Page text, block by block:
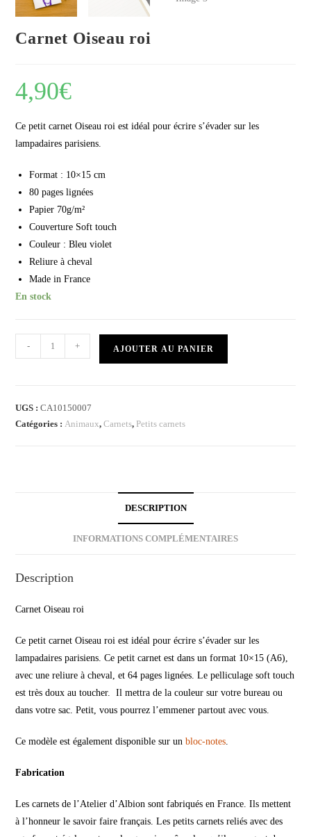
Carnet Oiseau roi
4,90€
Ce petit carnet Oiseau roi est idéal pour écrire s’évader sur les
lampadaires parisiens.
Format : 10×15 cm
80 pages lignées
Papier 70g/m²
Couverture Soft touch
Couleur : Bleu violet
Reliure à cheval
Made in France
En stock
- + AJOUTER AU PANIER
UGS :CA10150007
Catégories :Animaux,Carnets, Petits carnets
DESCRIPTION
INFORMATIONS COMPLÉMENTAIRES
Description
Carnet Oiseau roi
Ce petit carnet Oiseau roi est idéal pour écrire s’évader sur les
lampadaires parisiens. Ce petit carnet est dans un format 10×15 (A6),
avec une reliure à cheval, et 64 pages lignées. Le pelliculage soft touch
est très doux au toucher. Il mettra de la couleur sur votre bureau ou
dans votre sac. Petit, vous pourrez l’emmener partout avec vous.
Ce modèle est également disponible sur unbloc-notes.
Fabrication
Les carnets de l’Atelier d’Albion sont fabriqués en France. Ils mettent
à l’honneur le savoir faire français. Les petits carnets reliés avec des